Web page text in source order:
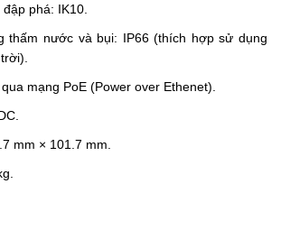
phá: IK10.
thấm nước và bụi: IP66 (thích hợp sử dụng
mạng PoE (Power over Ethenet).
mm × 101.7 mm.